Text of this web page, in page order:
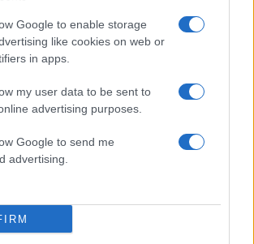
Google to enable storage
like cookies on web or
in apps.
my user data to be sent to
advertising purposes.
Google to send me
advertising.
των Μαϊάμι Χιτ συνελήφθη στο
του FBI για παράνομο